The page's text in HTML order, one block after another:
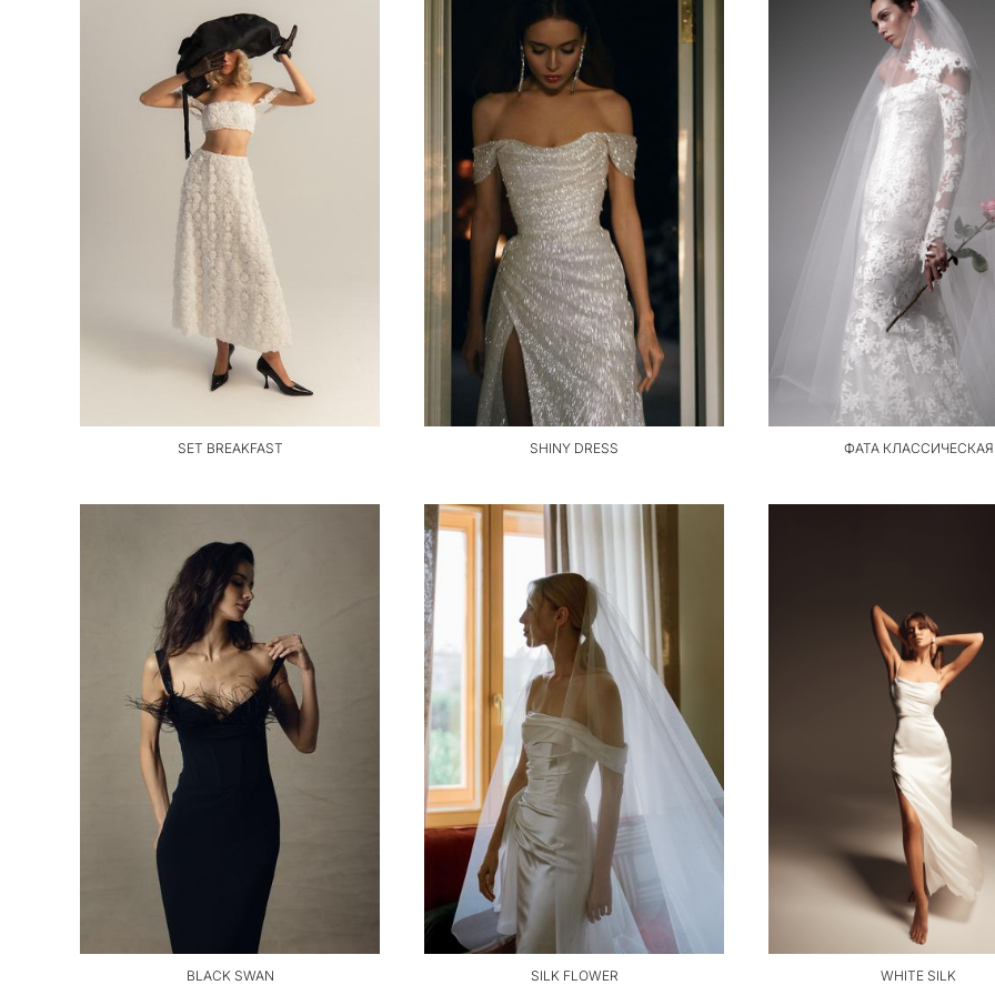
SET BREAKFAST SHINY DRESS ФАТА КЛАССИЧЕСКАЯ
BLACK SWAN SILK FLOWER WHITE SILK